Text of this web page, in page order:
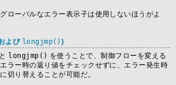
ローバルなエラー表示子は使用しないほうがよ
よび longjmp() )
と longjmp() を使うことで、制御フローを変える
ラー時の返り値をチェックせずに、エラー発生時
切り替えることが可能だ。